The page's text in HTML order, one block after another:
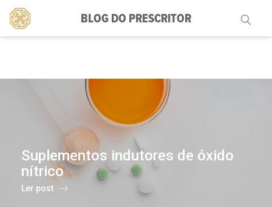
BLOG DO PRESCRITOR
Pesquisar
por:
Suplementos indutores de óxido
nítrico
Ler post